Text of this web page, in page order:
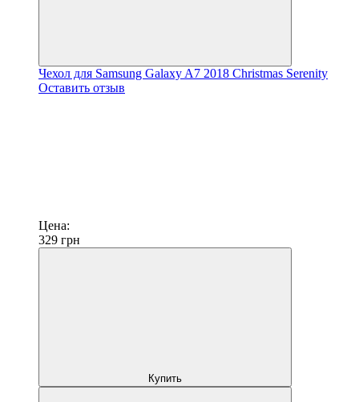
Чехол для Samsung Galaxy A7 2018 Christmas Serenity
Оставить отзыв
Цена:
329 грн
Купить